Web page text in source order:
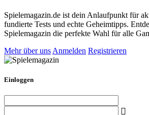
Spielemagazin.de ist dein Anlaufpunkt für
fundierte Tests und echte Geheimtipps.
Spielemagazin die perfekte Wahl für alle
Mehr über uns Anmelden Registrieren
Einloggen